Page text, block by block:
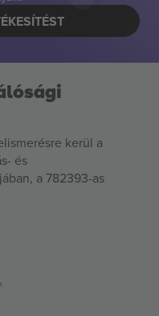
kerül a
és
a 782393-as